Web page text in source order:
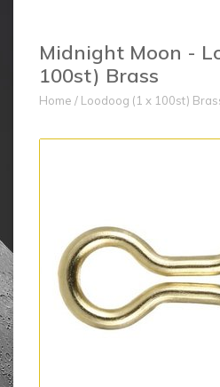
Midnight Moon -
100st) Brass
Home / Loodoog (1 x 100st)